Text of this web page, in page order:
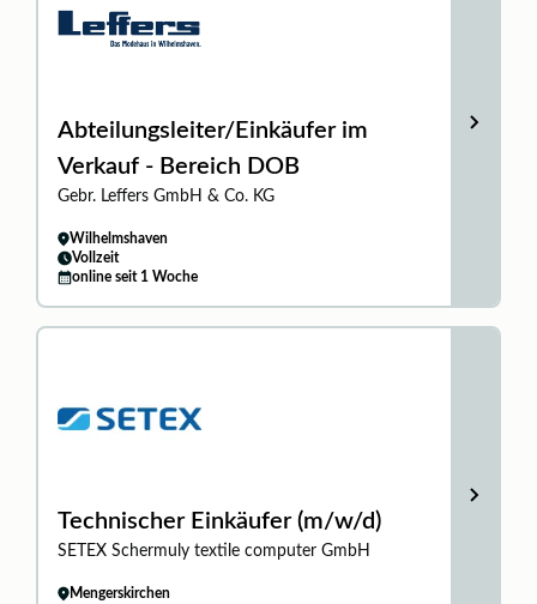
Abteilungsleiter/Einkäufer im
Verkauf - Bereich DOB
Gebr. Leffers GmbH & Co. KG
Wilhelmshaven
Vollzeit
online seit 1 Woche
Technischer Einkäufer (m/w/d)
SETEX Schermuly textile computer GmbH
Mengerskirchen